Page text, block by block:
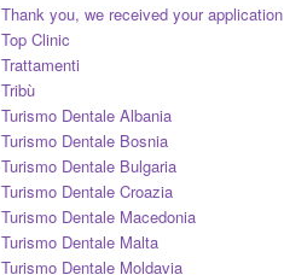
Thank you, we received your application
Top Clinic
Trattamenti
Tribù
Turismo Dentale Albania
Turismo Dentale Bosnia
Turismo Dentale Bulgaria
Turismo Dentale Croazia
Turismo Dentale Macedonia
Turismo Dentale Malta
Turismo Dentale Moldavia